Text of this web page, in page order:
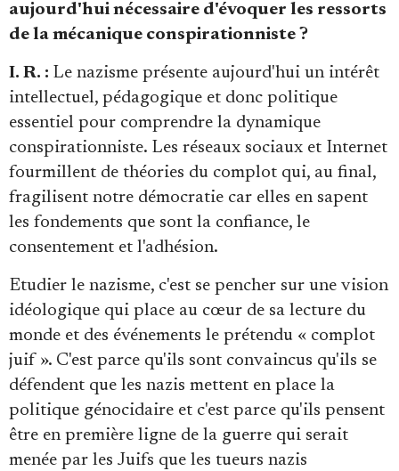
aujourd'hui nécessaire d'évoquer les ressorts
de la mécanique conspirationniste ?
I. R. : Le nazisme présente aujourd'hui un intérêt
intellectuel, pédagogique et donc politique
essentiel pour comprendre la dynamique
conspirationniste. Les réseaux sociaux et Internet
fourmillent de théories du complot qui, au final,
fragilisent notre démocratie car elles en sapent
les fondements que sont la confiance, le
consentement et l'adhésion.
Etudier le nazisme, c'est se pencher sur une vision
idéologique qui place au cœur de sa lecture du
monde et des événements le prétendu « complot
juif ». C'est parce qu'ils sont convaincus qu'ils se
défendent que les nazis mettent en place la
politique génocidaire et c'est parce qu'ils pensent
être en première ligne de la guerre qui serait
menée par les Juifs que les tueurs nazis